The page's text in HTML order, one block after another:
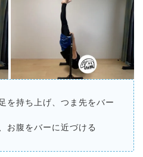
を持ち上げ、つま先をバー
お腹をバーに近づける